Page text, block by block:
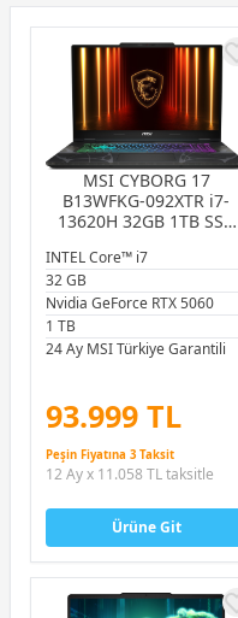
MSI CYBORG 17
B13WFKG-092XTR i7-
13620H 32GB 1TB SSD
FHD 144Hz FreeDOS
Gaming Notebook
INTEL Core™ i7
32 GB
Nvidia GeForce RTX 5060
1 TB
24 Ay MSI Türkiye Garantili
93.999 TL
Peşin Fiyatına 3 Taksit
12 Ay x 11.058 TL taksitle
Ürüne Git